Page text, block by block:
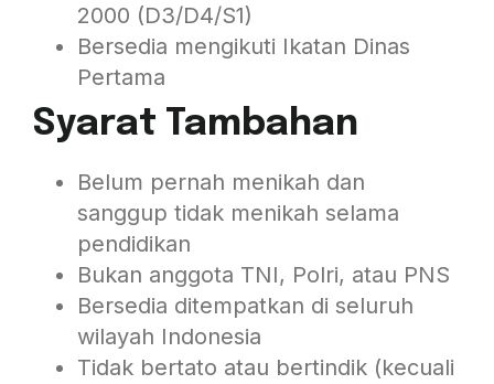
2000 (D3/D4/S1)
Bersedia mengikuti Ikatan Dinas
Pertama
Syarat Tambahan
Belum pernah menikah dan
sanggup tidak menikah selama
pendidikan
Bukan anggota TNI, Polri, atau PNS
Bersedia ditempatkan di seluruh
wilayah Indonesia
Tidak bertato atau bertindik (kecuali